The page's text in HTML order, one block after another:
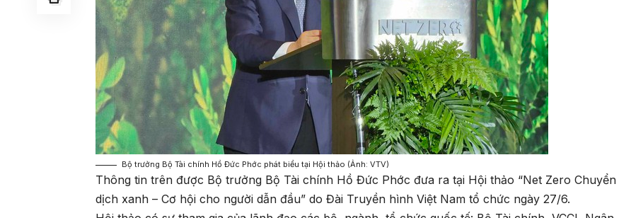
Bộ trưởng Bộ Tài chính Hồ Đức Phớc phát biểu tại Hội thảo (Ảnh: VTV)
Thông tin trên được Bộ trưởng Bộ Tài chính Hồ Đức Phớc đưa ra tại Hội thảo “Net Zero Chuyển
dịch xanh – Cơ hội cho người dẫn đầu” do Đài Truyền hình Việt Nam tổ chức ngày 27/6.